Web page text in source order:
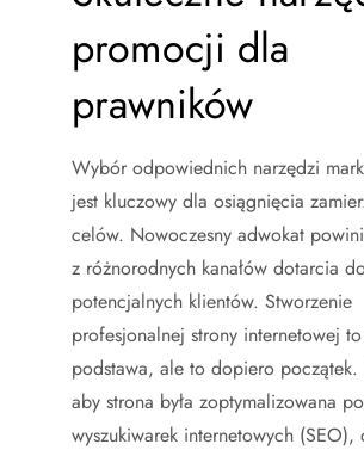
promocji dla
prawników
Wybór odpowiednich narzędzi
jest kluczowy dla osiągnięcia
celów. Nowoczesny adwokat
z różnorodnych kanałów dotarcia
potencjalnych klientów. Stworzenie
profesjonalnej strony internetowej
podstawa, ale to dopiero początek.
aby strona była zoptymalizowana
wyszukiwarek internetowych (SEO),